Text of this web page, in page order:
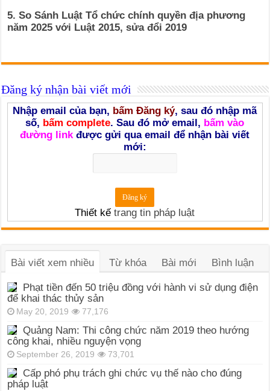
5. So Sánh Luật Tổ chức chính quyền địa phương
năm 2025 với Luật 2015, sửa đổi 2019
Đăng ký nhận bài viết mới
Nhập email của bạn, bấm Đăng ký, sau đó nhập mã
số, bấm complete. Sau đó mở email, bấm vào
đường linkđược gửi qua email để nhận bài viết
mới:
Thiết kếtrang tin pháp luật
Bài viết xem nhiều Từ khóa Bài mới Bình luận
Phạt tiền đến 50 triệu đồng với hành vi sử dụng điện
để khai thác thủy sản
May 20, 2019 77,176
Quảng Nam: Thi công chức năm 2019 theo hướng
công khai, nhiều nguyện vọng
September 26, 2019 73,701
Cấp phó phụ trách ghi chức vụ thế nào cho đúng
pháp luật